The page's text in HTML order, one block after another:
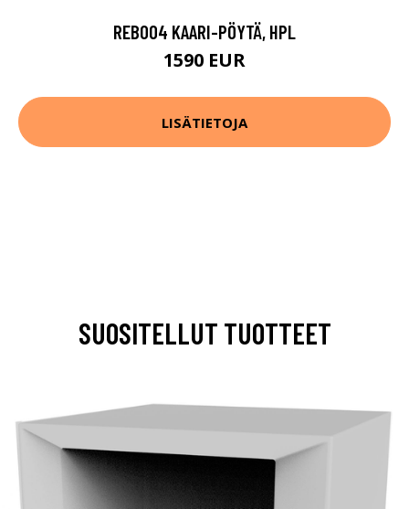
REB004 KAARI-PÖYTÄ, HPL
1590 EUR
LISÄTIETOJA
SUOSITELLUT TUOTTEET